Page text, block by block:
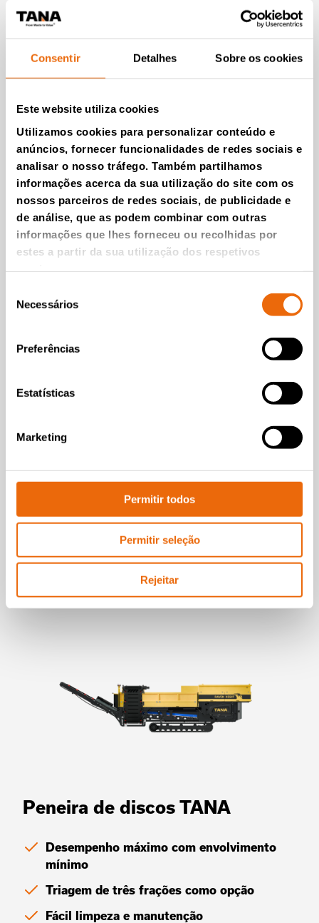
Consentir Detalhes Sobre os cookies
Este website utiliza cookies
Utilizamos cookies para personalizar conteúdo e
anúncios, fornecer funcionalidades de redes sociais e
analisar o nosso tráfego. Também partilhamos
informações acerca da sua utilização do site com os
nossos parceiros de redes sociais, de publicidade e
de análise, que as podem combinar com outras
informações que lhes forneceu ou recolhidas por
estes a partir da sua utilização dos respetivos
deNecessários
Preferências
Estatísticas
Marketing
Permitir todos
Permitir seleção
Rejeitar
recuperação de
materiais e reutilização
homogêneas
Tritura materiais rígidos, como telhas e
pneus grandes
Conheça a linha de produtos
Peneira de discos TANA
Desempenho máximo com envolvimento
mínimo
Triagem de três frações como opção
Fácil limpeza e manutenção